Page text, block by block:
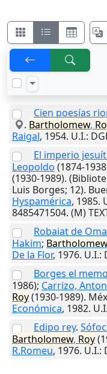
Cien poesías
. Bartholomew,
Raigal, 1954. U.I.:
El imperio
Leopoldo (1874-
(1930-1989).
Luis Borges; 12).
Hyspamérica, 1985.
8485471504. (M)
Robaiat de
Hakim; Bartholomew
De la Flor, 1976. U.I.:
Borges el
1986); Carrizo,
Roy(1930-1989).
Económica, 1982. U.I.
Edipo rey.
Bartholomew, Roy
R.Romeu, 1976. U.I.: